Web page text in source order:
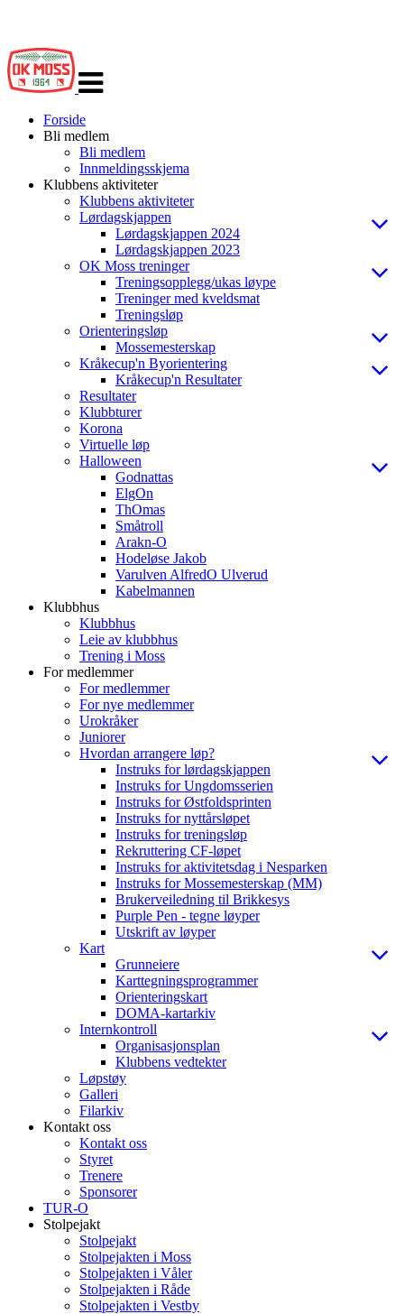
navigasjon
Forside
Bli medlem
Bli medlem
Innmeldingsskjema
Klubbens aktiviteter
Klubbens aktiviteter
Lørdagskjappen
Lørdagskjappen 2024
Lørdagskjappen 2023
OK Moss treninger
Treningsopplegg/ukas løype
Treninger med kveldsmat
Treningsløp
Orienteringsløp
Mossemesterskap
Kråkecup'n Byorientering
Kråkecup'n Resultater
Resultater
Klubbturer
Korona
Virtuelle løp
Halloween
Godnattas
ElgOn
ThOmas
Småtroll
Arakn-O
Hodeløse Jakob
Varulven AlfredO Ulverud
Kabelmannen
Klubbhus
Klubbhus
Leie av klubbhus
Trening i Moss
For medlemmer
For medlemmer
For nye medlemmer
Urokråker
Juniorer
Hvordan arrangere løp?
Instruks for lørdagskjappen
Instruks for Ungdomsserien
Instruks for Østfoldsprinten
Instruks for nyttårsløpet
Instruks for treningsløp
Rekruttering CF-løpet
Instruks for aktivitetsdag i Nesparken
Instruks for Mossemesterskap (MM)
Brukerveiledning til Brikkesys
Purple Pen - tegne løyper
Utskrift av løyper
Kart
Grunneiere
Karttegningsprogrammer
Orienteringskart
DOMA-kartarkiv
Internkontroll
Organisasjonsplan
Klubbens vedtekter
Løpstøy
Galleri
Filarkiv
Kontakt oss
Kontakt oss
Styret
Trenere
Sponsorer
TUR-O
Stolpejakt
Stolpejakt
Stolpejakten i Moss
Stolpejakten i Våler
Stolpejakten i Råde
Stolpejakten i Vestby